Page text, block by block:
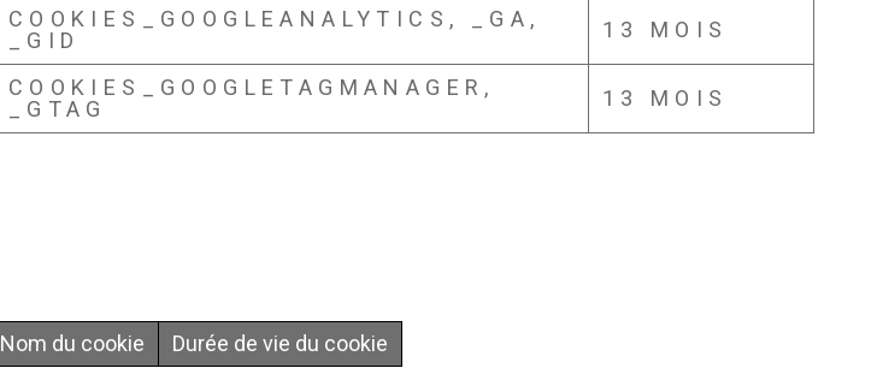
COOKIES_GOOGLEANALYTICS, _GA,
_GID
13 MOIS
COOKIES_GOOGLETAGMANAGER,
_GTAG
13 MOIS
Nom du cookie Durée de vie du cookie